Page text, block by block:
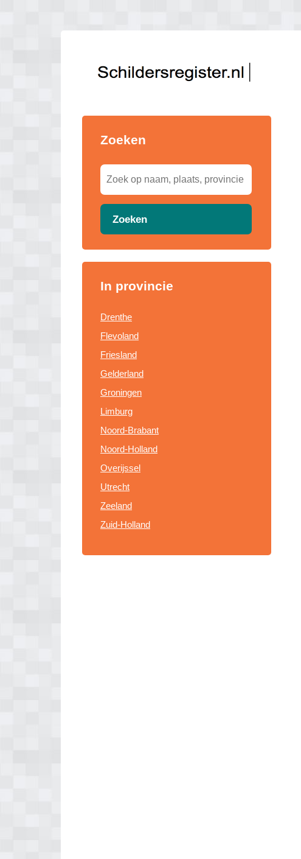
Zoeken
Zoeken
In provincie
Drenthe
Flevoland
Friesland
Gelderland
Groningen
Limburg
Noord-Brabant
Noord-Holland
Overijssel
Utrecht
Zeeland
Zuid-Holland